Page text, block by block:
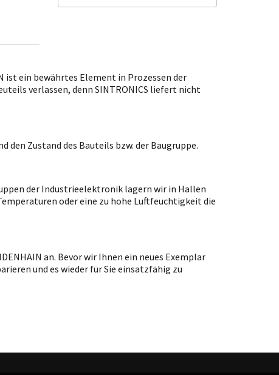
ist ein bewährtes Element in Prozessen der
verlassen, denn SINTRONICS liefert nicht
Zustand des Bauteils bzw. der Baugruppe.
der Industrieelektronik lagern wir in Hallen
oder eine zu hohe Luftfeuchtigkeit die
an. Bevor wir Ihnen ein neues Exemplar
und es wieder für Sie einsatzfähig zu